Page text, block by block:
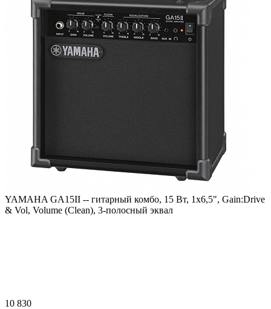
YAMAHA GA15II -- гитарный комбо, 15 Вт, 1x6,5", Gain:Drive
& Vol, Volume (Clean), 3-полосный эквал
10 830